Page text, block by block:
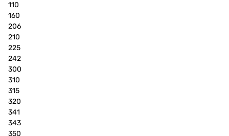
110
160
206
210
225
242
300
310
315
320
341
343
350